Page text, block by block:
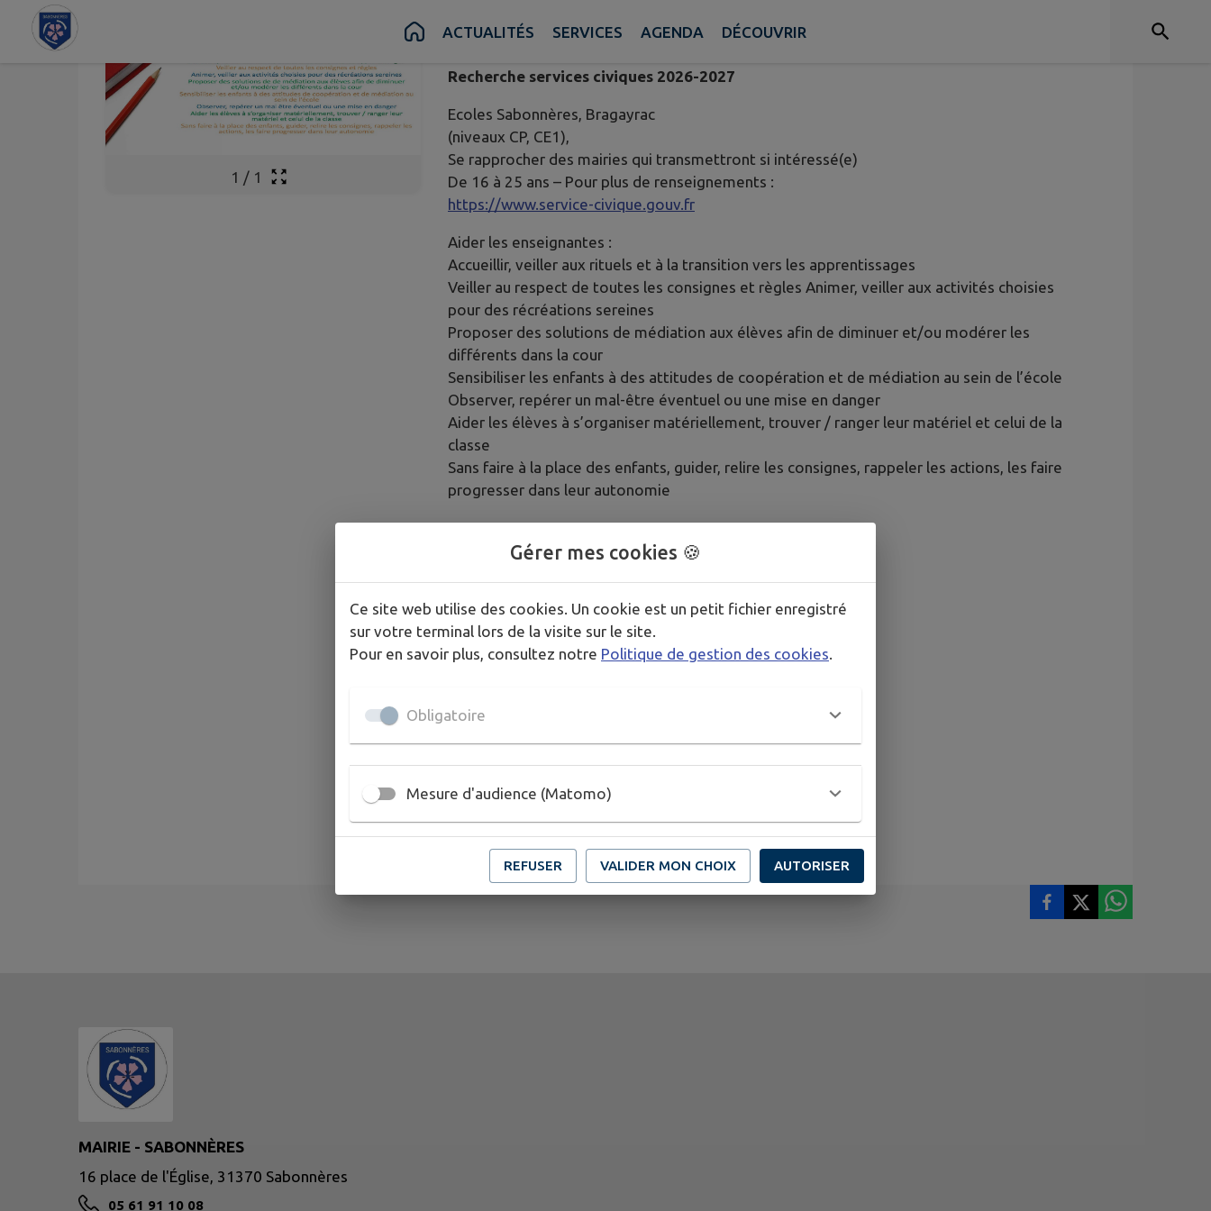
Contenu ACTUALITÉS SERVICES AGENDA DÉCOUVRIR
1 / 1
Publié le mardi 07 juillet 2026 - Sabonnères
Recherche services civiques 2026-2027
Ecoles Sabonnères, Bragayrac
(niveaux CP, CE1),
Se rapprocher des mairies qui transmettront si intéressé(e)
De 16 à 25 ans – Pour plus de renseignements :
https://www.service-civique.gouv.fr
Aider les enseignantes :
Accueillir, veiller aux rituels et à la transition vers les apprentissages
Veiller au respect de toutes les consignes et règles Animer, veiller aux activités choisies
pour des récréations sereines
Proposer des solutions de médiation aux élèves afin de diminuer et/ou modérer les
différents dans la cour
Sensibiliser les enfants à des attitudes de coopération et de médiation au sein de l’école
Observer, repérer un mal-être éventuel ou une mise en danger
Aider les élèves à s’organiser matériellement, trouver / ranger leur matériel et celui de la
classe
Sans faire à la place des enfants, guider, relire les consignes, rappeler les actions, les faire
progresser dans leur autonomie
MAIRIE - SABONNÈRES
16 place de l'Église, 31370 Sabonnères
05 61 91 10 08
Gérer mes cookies 🍪
Ce site web utilise des cookies. Un cookie est un petit fichier enregistré
sur votre terminal lors de la visite sur le site.
Pour en savoir plus, consultez notre Politique de gestion des cookies
Obligatoire
Mesure d'audience (Matomo)
REFUSER VALIDER MON CHOIX AUTORISER